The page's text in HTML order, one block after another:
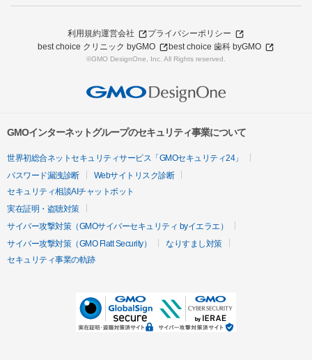
利用規約運営会社
プライバシーポリシー
best choice クリニック byGMO
best choice 歯科 byGMO
©GMO DesignOne, Inc. All Rights reserved.
GMOインターネットグループのセキュリティ事業について
世界初総合ネットセキュリティサービス「GMOセキュリティ24」
パスワード漏洩診断
Webサイトリスク診断
セキュリティ相談AIチャットボット
実在証明・盗聴対策
サイバー攻撃対策（GMOサイバーセキュリティ byイエラエ）
サイバー攻撃対策（GMO Flatt Security）
なりすまし対策
セキュリティ事業の軌跡